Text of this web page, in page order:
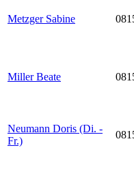
Metzger Sabine
Miller Beate
Neumann Doris (Di. -
Fr.)